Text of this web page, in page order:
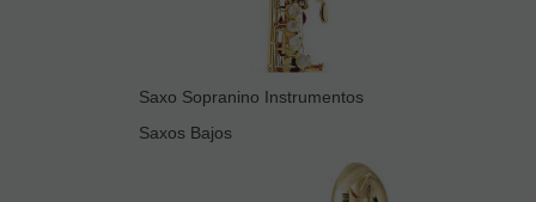
Saxo Sopranino Instrumentos
Saxos Bajos